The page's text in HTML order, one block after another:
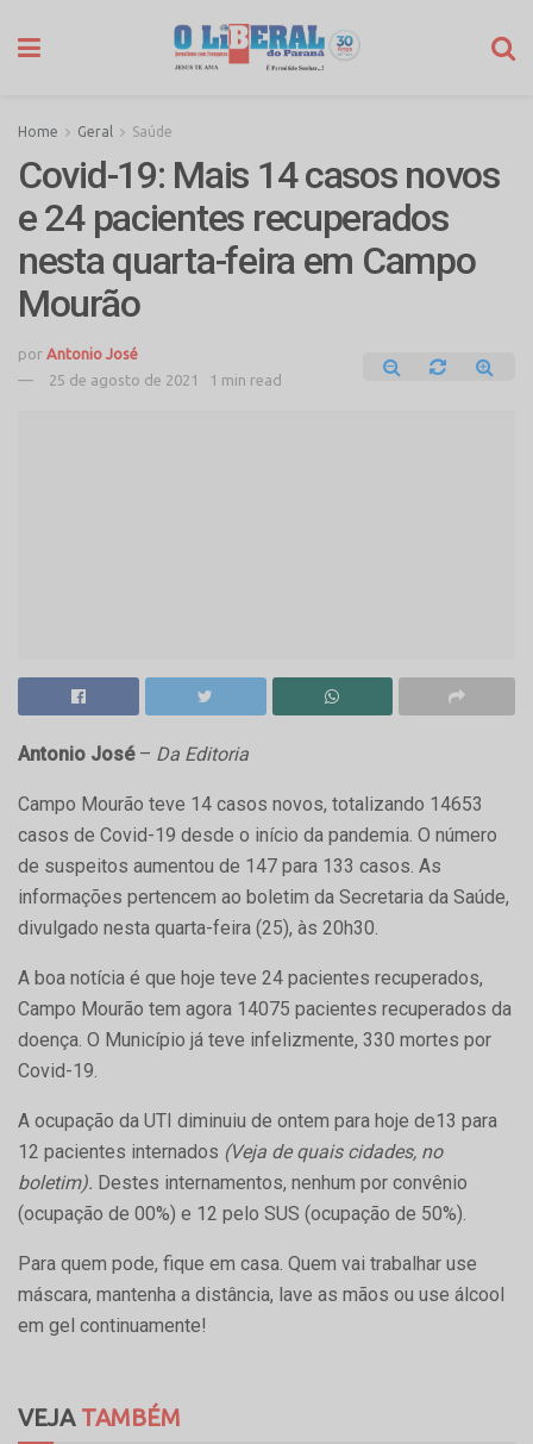
Home Geral Saúde
Covid-19: Mais 14 casos novos
e 24 pacientes recuperados
nesta quarta-feira em Campo
Mourão
por Antonio José
25 de agosto de 2021
1 min read
Antonio José– Da Editoria
Campo Mourão teve 14 casos novos, totalizando 14653
casos de Covid-19 desde o início da pandemia. O número
de suspeitos aumentou de 147 para 133 casos. As
informações pertencem ao boletim da Secretaria da Saúde,
divulgado nesta quarta-feira (25), às 20h30.
A boa notícia é que hoje teve 24 pacientes recuperados,
Campo Mourão tem agora 14075 pacientes recuperados da
doença. O Município já teve infelizmente, 330 mortes por
Covid-19.
A ocupação da UTI diminuiu de ontem para hoje de13 para
12 pacientes internados (Veja de quais cidades, no
boletim). Destes internamentos, nenhum por convênio
(ocupação de 00%) e 12 pelo SUS (ocupação de 50%).
Para quem pode, fique em casa. Quem vai trabalhar use
máscara, mantenha a distância, lave as mãos ou use álcool
em gel continuamente!
VEJATAMBÉM